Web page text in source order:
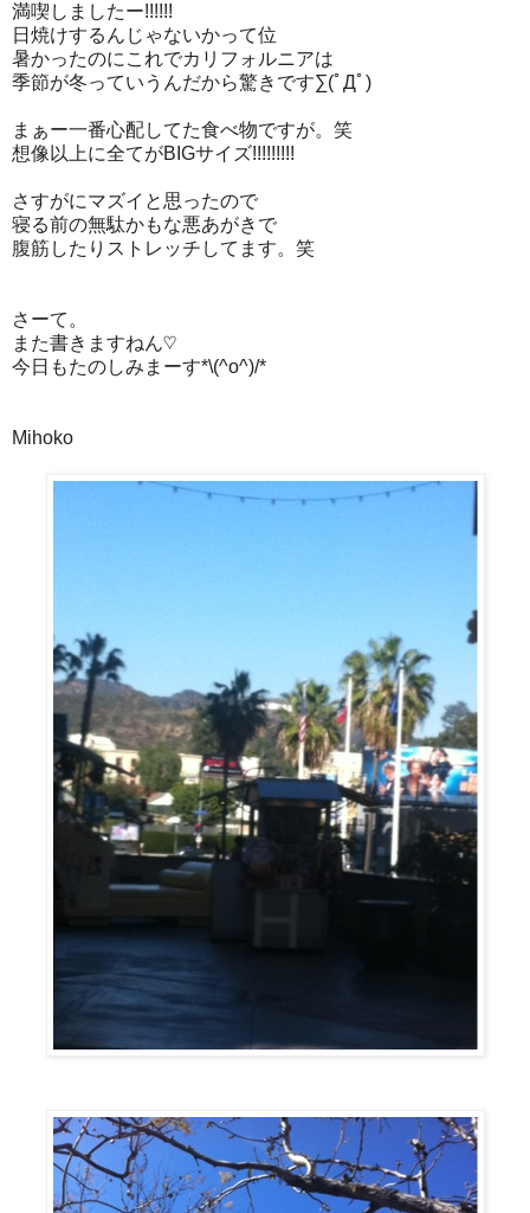
満喫しましたー!!!!!!
日焼けするんじゃないかって位
暑かったのにこれでカリフォルニアは
季節が冬っていうんだから驚きです∑(ﾟДﾟ)
まぁー一番心配してた食べ物ですが。笑
想像以上に全てがBIGサイズ!!!!!!!!!
さすがにマズイと思ったので
寝る前の無駄かもな悪あがきで
腹筋したりストレッチしてます。笑
さーて。
また書きますねん♡
今日もたのしみまーす*\(^o^)/*
Mihoko